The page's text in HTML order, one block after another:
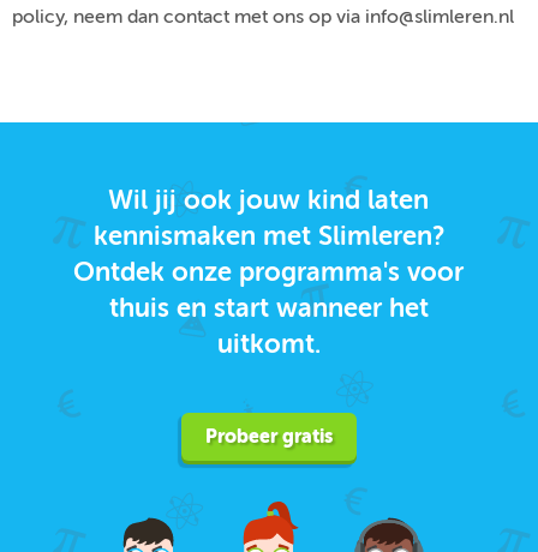
policy, neem dan contact met ons op via info@slimleren.nl
Wil jij ook jouw kind laten
kennismaken met Slimleren?
Ontdek onze programma's voor
thuis en start wanneer het
uitkomt.
Probeer gratis